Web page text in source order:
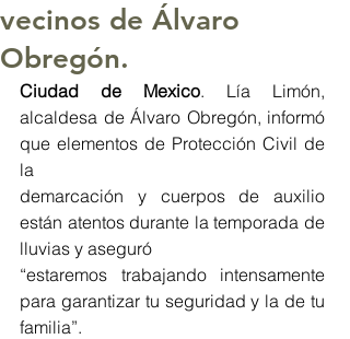
vecinos de Álvaro
Obregón.
Ciudad de Mexico. Lía Limón,
alcaldesa de Álvaro Obregón, informó
que elementos de Protección Civil de
la
demarcación y cuerpos de auxilio
están atentos durante la temporada de
lluvias y aseguró
“estaremos trabajando intensamente
para garantizar tu seguridad y la de tu
familia”.